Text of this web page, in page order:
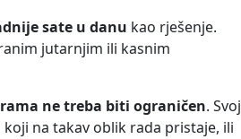
sate u danu kao rješenje.
jutarnjim ili kasnim
ne treba biti ograničen. Svoj
na takav oblik rada pristaje, ili